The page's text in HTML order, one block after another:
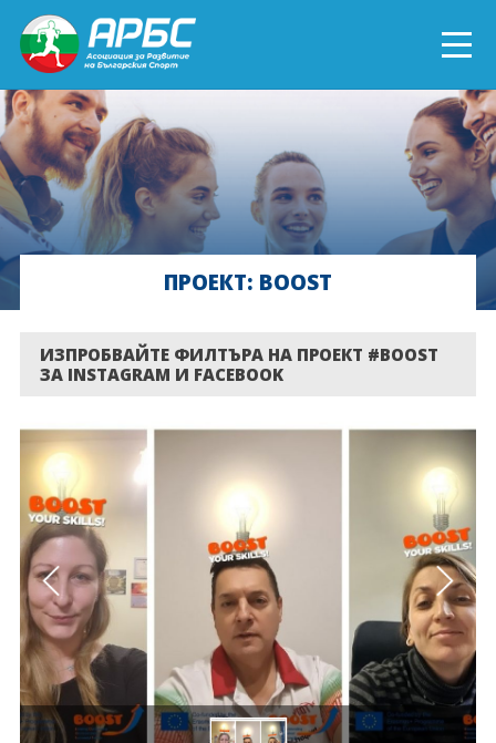
ENGLISH
СПОРТ БЛИЗО ДО ТЕБ
ТЕКУЩИ ПРОЕКТИ
ОНЛАЙН ОБУЧЕНИЯ
БЪДИ ДОБРОВОЛЕЦ!
ПРОЕКТ: BOOST
ИЗПРОБВАЙТЕ ФИЛТЪРА НА ПРОЕКТ #BOOST
ЗА INSTAGRAM И FACEBOOK